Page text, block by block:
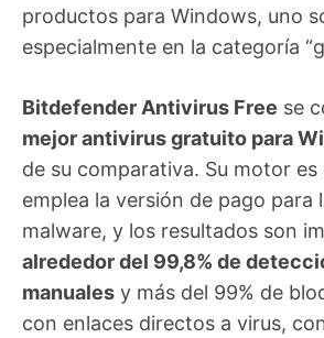
productos para Windows, uno
especialmente en la categoría
Bitdefender Antivirus Free se
mejor antivirus gratuito para
de su comparativa. Su motor es
emplea la versión de pago para
malware, y los resultados son
alrededor del 99,8% de
manuales y más del 99% de
con enlaces directos a virus,